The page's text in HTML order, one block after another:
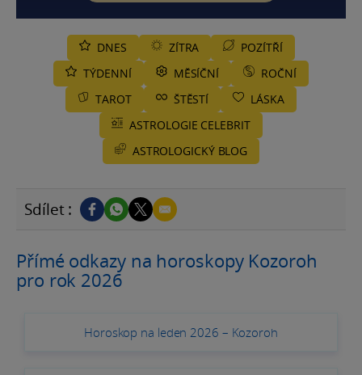
DNES ZÍTRA
POZÍTŘÍ
TÝDENNÍ
MĚSÍČNÍ
ROČNÍ
TAROT
ŠTĚSTÍ
LÁSKA
ASTROLOGIE CELEBRIT
ASTROLOGICKÝ BLOG
Sdílet :
Přímé odkazy na horoskopy Kozoroh
pro rok 2026
Horoskop na leden 2026 – Kozoroh